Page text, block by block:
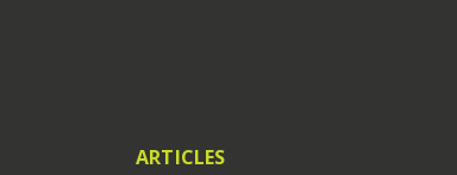
ARTICLES